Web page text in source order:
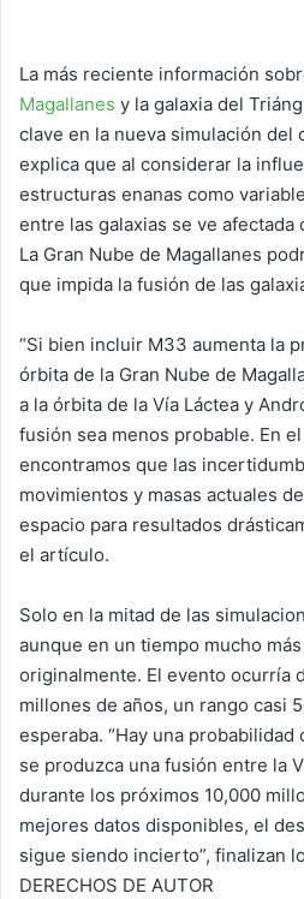
La más reciente información
Magallanes y la galaxia del
clave en la nueva simulación del
explica que al considerar la
estructuras enanas como
entre las galaxias se ve afectada
La Gran Nube de Magallanes
que impida la fusión de las
“Si bien incluir M33 aumenta la
órbita de la Gran Nube de
a la órbita de la Vía Láctea y
fusión sea menos probable. En
encontramos que las
movimientos y masas actuales
espacio para resultados
el artículo.
Solo en la mitad de las
aunque en un tiempo mucho
originalmente. El evento ocurría
millones de años, un rango casi
esperaba. “Hay una probabilidad
se produzca una fusión entre la
durante los próximos 10,000
mejores datos disponibles, el
sigue siendo incierto”, finalizan
DERECHOS DE AUTOR